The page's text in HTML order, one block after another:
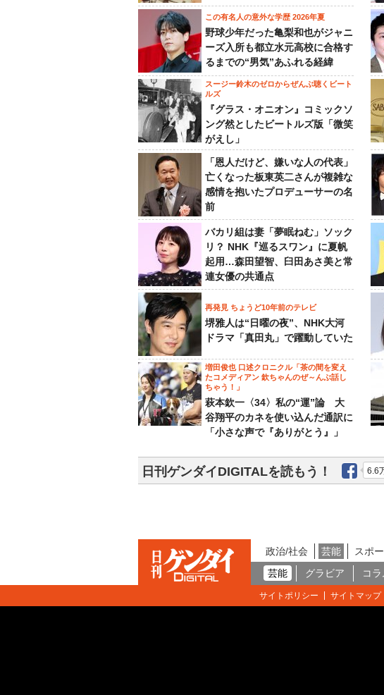
この有名人の意外な学歴 2026年夏
野球少年だった亀梨和也がジャニ
ーズ入所も都立水元高校に合格す
るまでの“男気”あふれる経緯
スージー鈴木のゼロからぜんぶ聴くビート
ルズ
『グラス・オニオン』コミックソ
ング然としたビートルズ版「微笑
がえし」
「恩人だけど、嫌いな人の代表」
亡くなった板東英二さんが複雑な
感情を抱いたプロデューサーの名
前
バカリ組は妻「夢眠ねむ」ソック
リ？ NHK『巡るスワン』に夏帆
起用…森田望智、臼田あさ美と常
連女優の共通点
再発見 ちょうど10年前のテレビ
堺雅人は“日曜の夜”、NHK大河
ドラマ「真田丸」で躍動していた
増田俊也 口述クロニクル「茶の間を変え
たコメディアン 欽ちゃんのぜ～んぶ話し
ちゃう！」
萩本欽一〈34〉私の“運”論 大
谷翔平のカネを使い込んだ通訳に
「小さな声で『ありがとう』」
日刊ゲンダイDIGITALを読もう！ 6.6
政治/社会 芸能 スポ
芸能
グラビア コラ
サイトポリシー サイトマップ